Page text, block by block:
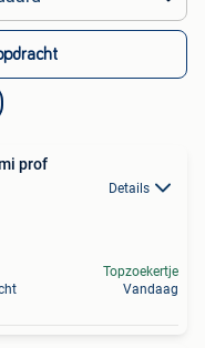
prof
Details
Topzoekertje
Vandaag